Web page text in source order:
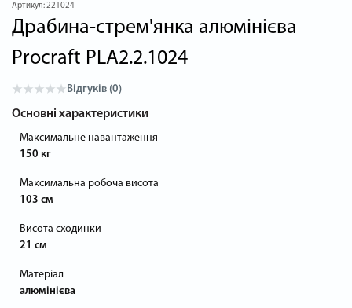
Артикул:221024
Драбина-стрем'янка алюмінієва
Procraft PLA2.2.1024
Відгуків (0)
Основні характеристики
Максимальне навантаження
150 кг
Максимальна робоча висота
103 см
Висота сходинки
21 см
Матеріал
алюмінієва